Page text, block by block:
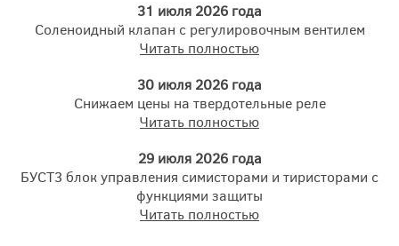
31 июля 2026 года
Соленоидный клапан с регулировочным вентилем
Читать полностью
30 июля 2026 года
Снижаем цены на твердотельные реле
Читать полностью
29 июля 2026 года
БУСТ3 блок управления симисторами и тиристорами с
функциями защиты
Читать полностью